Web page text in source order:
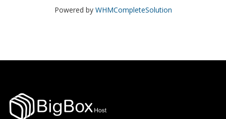
Powered by WHMCompleteSolution